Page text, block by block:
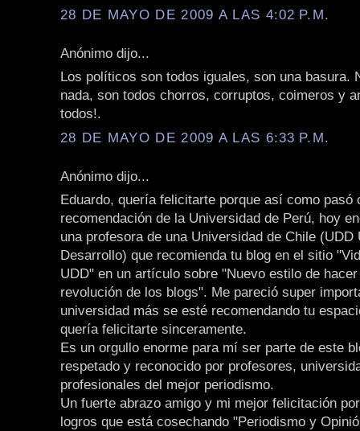
28 DE MAYO DE 2009 A LAS 4:02 P.M.
Anónimo dijo...
Los políticos son todos iguales, son una basura.
nada, son todos chorros, corruptos, coimeros y
todos!.
28 DE MAYO DE 2009 A LAS 6:33 P.M.
Anónimo dijo...
Eduardo, quería felicitarte porque así como pasó
recomendación de la Universidad de Perú, hoy
una profesora de una Universidad de Chile (UDD
Desarrollo) que recomienda tu blog en el sitio
UDD" en un artículo sobre "Nuevo estilo de
revolución de los blogs". Me pareció super
universidad más se esté recomendando tu
quería felicitarte sinceramente.
Es un orgullo enorme para mí ser parte de este
respetado y reconocido por profesores,
profesionales del mejor periodismo.
Un fuerte abrazo amigo y mi mejor felicitación
logros que está cosechando "Periodismo y